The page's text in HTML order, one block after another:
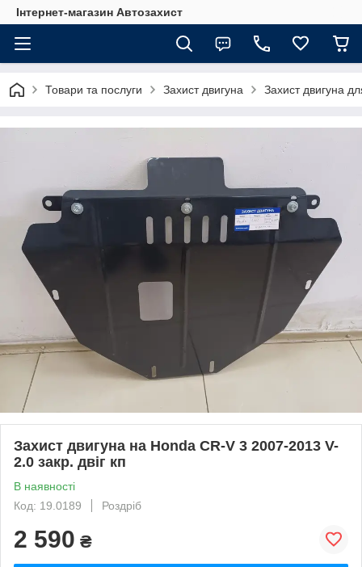
Інтернет-магазин Автозахист
Товари та послуги Захист двигуна Захист двигуна
Захист двигуна на Honda CR-V 3 2007-2013 V-
2.0 закр. двіг кп
В наявності
Код: 19.0189
Роздріб
2 590 ₴